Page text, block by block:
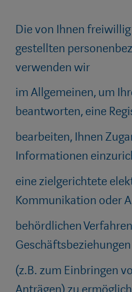
Die von Ihnen
gestellten
verwenden wir
im Allgemeinen, um
beantworten, eine
bearbeiten, Ihnen
Informationen
eine zielgerichtete
Kommunikation oder
behördlichen
(z.B. zum Einbringen